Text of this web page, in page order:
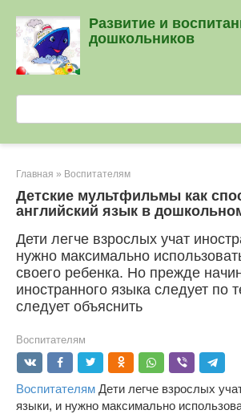
контенту
Развитие и
дошкольников
Главная » Воспитателям
Детские мультфильмы как
английский язык в
Дети легче взрослых учат
нужно максимально
своего ребенка. Но прежде
иностранного языка следует по
следует объяснить
Воспитателям
Воспитателям Дети легче взрослых
языки, и нужно максимально